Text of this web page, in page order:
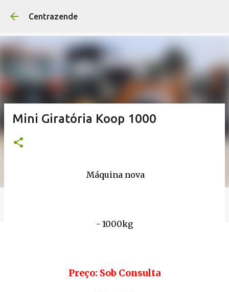
Centrazende
Mini Giratória Koop 1000
Máquina nova
- 1000kg
Preço: Sob Consulta